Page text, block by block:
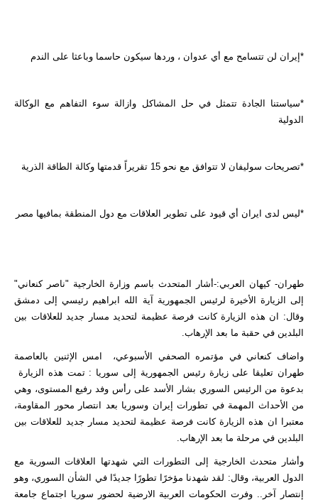
*إيران لن تتسامح مع أي عدوان ، وردها سيكون حاسما وباعثا على الندم
*سياستنا الجادة تتمثل في حل المشاكل وازالة سوء التفاهم مع الوكالة
الدولية
*تصريحات سوليفان لا تتوافق مع نحو 15 تقريراً قدمتها وكالة الطاقة الذرية
*ليس لدى ايران أي قيود على تطوير العلاقات مع دول المنطقة بمافيها مصر
طهران- كيهان العربي:-أشار المتحدث باسم وزارة الخارجية "ناصر كنعاني"
إلی الزيارة الأخیرة لرئيس الجمهورية آية الله ابراهيم رئيسي إلى دمشق
وقال: ان هذه الزیارة كانت فرصة عظيمة لتحديد مسار جديد للعلاقات بين
البلدين في حقبة ما بعد الإرهاب.
واضاف كنعاني في مؤتمره الصحفي الأسبوعي، امس الإثنین بالعاصمة
طهران تعليقا على زیارة رئيس الجمهوریة إلى سوريا : تمت هذه الزیارة
بدعوة من الرئیس السوري بشار الأسد على رأس وفد رفيع المستوى، وهي
من الأحداث المهمة في تطورات إيران وسوريا بعد انتصار محور المقاومة،
معتبرا ان هذه الزیارة كانت فرصة عظيمة لتحديد مسار جديد للعلاقات بين
البلدين في مرحلة ما بعد الإرهاب.
وأشار متحدث الخارجية إلى التطورات التي شهدتها العلاقات السورية مع
الدول العربية، وقال: لقد شهدنا مؤخرًا تطورًا جديدًا في الشأن السوري، وهو
إنتصار آخر.. وفرت الحكومات العربية الارضیة لحضور سوريا اجتماع جامعة